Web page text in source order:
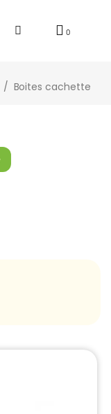
Boites cachette